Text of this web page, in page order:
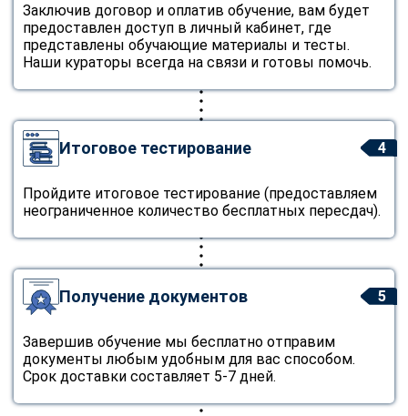
Заключив договор и оплатив обучение, вам будет
предоставлен доступ в личный кабинет, где
представлены обучающие материалы и тесты.
Наши кураторы всегда на связи и готовы помочь.
4
Итоговое тестирование
Пройдите итоговое тестирование (предоставляем
неограниченное количество бесплатных пересдач).
5
Получение документов
Завершив обучение мы бесплатно отправим
документы любым удобным для вас способом.
Срок доставки составляет 5-7 дней.